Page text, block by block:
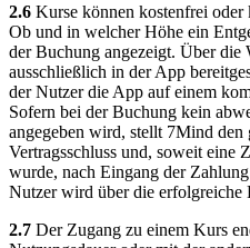
2.6 Kurse können kostenfrei
Ob und in welcher Höhe ein
der Buchung angezeigt. Über die
ausschließlich in der App
der Nutzer die App auf einem
Sofern bei der Buchung kein
angegeben wird, stellt 7Mind den
Vertragsschluss und, soweit eine
wurde, nach Eingang der
Nutzer wird über die
2.7 Der Zugang zu einem Kurs